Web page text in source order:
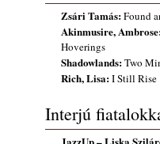
Zsári Tamás:Found
Akinmusire,
Hoverings
Shadowlands:Two
Rich, Lisa:I Still Rise
Interjú
JazzUp – Liska